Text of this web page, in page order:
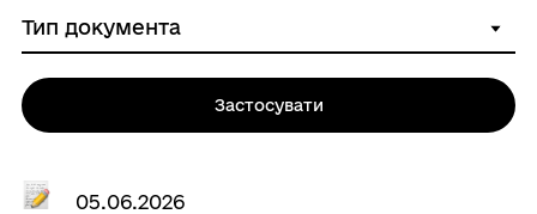
05.06.2026
Застосувати